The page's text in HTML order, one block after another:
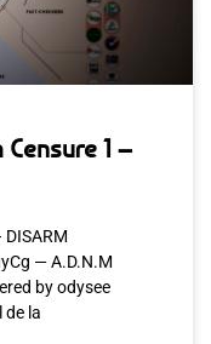
1 –
— A.D.N.M
by odysee
de la